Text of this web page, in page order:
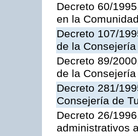
Decreto 60/
en la
Decreto 107/
de la
Decreto 89/
de la
Decreto 281/
Consejería de
Decreto 26/
administrativos